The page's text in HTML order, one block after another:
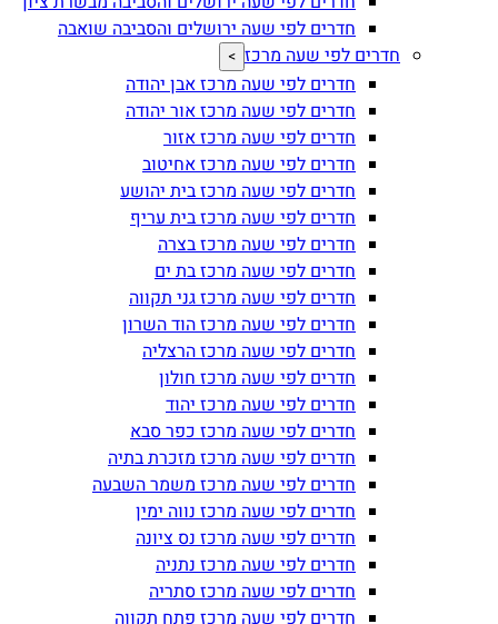
חדרים לפי שעה ירושלים והסביבה שואבה
חדרים לפי שעה מרכז >
חדרים לפי שעה מרכז אבן יהודה
חדרים לפי שעה מרכז אור יהודה
חדרים לפי שעה מרכז אזור
חדרים לפי שעה מרכז אחיטוב
חדרים לפי שעה מרכז בית יהושע
חדרים לפי שעה מרכז בית עריף
חדרים לפי שעה מרכז בצרה
חדרים לפי שעה מרכז בת ים
חדרים לפי שעה מרכז גני תקווה
חדרים לפי שעה מרכז הוד השרון
חדרים לפי שעה מרכז הרצליה
חדרים לפי שעה מרכז חולון
חדרים לפי שעה מרכז יהוד
חדרים לפי שעה מרכז כפר סבא
חדרים לפי שעה מרכז מזכרת בתיה
חדרים לפי שעה מרכז משמר השבעה
חדרים לפי שעה מרכז נווה ימין
חדרים לפי שעה מרכז נס ציונה
חדרים לפי שעה מרכז נתניה
חדרים לפי שעה מרכז סתריה
חדרים לפי שעה מרכז פתח תקווה